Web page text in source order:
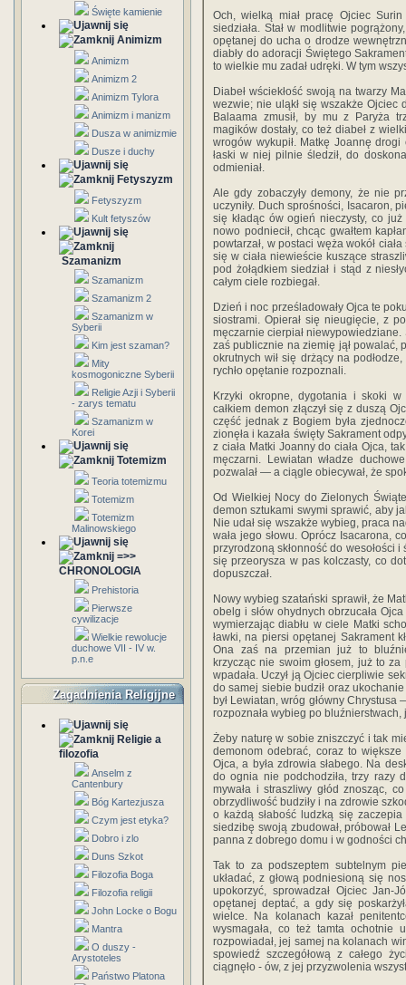
Święte kamienie
Animizm
Animizm
Animizm 2
Animizm Tylora
Animizm i manizm
Dusza w animizmie
Dusze i duchy
Fetyszyzm
Fetyszyzm
Kult fetyszów
Szamanizm
Szamanizm
Szamanizm 2
Szamanizm w
Syberii
Kim jest szaman?
Mity
kosmogoniczne Syberii
Religie Azji i Syberii
- zarys tematu
Szamanizm w
Korei
Totemizm
Teoria totemizmu
Totemizm
Totemizm
Malinowskiego
=>>
CHRONOLOGIA
Prehistoria
Pierwsze
cywilizacje
Wielkie rewolucje
duchowe VII - IV w.
p.n.e
Zagadnienia Religijne
Religie a
filozofia
Anselm z
Cantenbury
Bóg Kartezjusza
Czym jest etyka?
Dobro i zlo
Duns Szkot
Filozofia Boga
Filozofia religii
John Locke o Bogu
Mantra
O duszy -
Arystoteles
Państwo Platona
Och, wielką miał pracę Ojciec
siedziała. Stał w modlitwie
opętanej do ucha o drodze
diabły do adoracji Świętego
to wielkie mu zadał udręki. W tym
Diabeł wściekłość swoją na twarzy
wezwie; nie uląkł się wszakże Ojciec
Balaama zmusił, by mu z Paryża
magików dostały, co też diabeł z
wrogów wykupił. Matkę Joannę
łaski w niej pilnie śledził, do
odmieniał.
Ale gdy zobaczyły demony, że nie
uczyniły. Duch sprośności, Isacaron,
się kładąc ów ogień nieczysty, co
nowo podniecił, chcąc gwałtem
powtarzał, w postaci węża wokół
się w ciała niewieście kuszące
pod żołąd­kiem siedział i stąd z
całym ciele rozbiegał.
Dzień i noc prześladowały Ojca te
siostrami. Opierał się nieugięcie, z
mę­czarnie cierpiał niewypowiedziane.
zaś publicznie na ziemię jął powalać,
okrutnych wił się drżący na
rychło opętanie rozpoznali.
Krzyki okropne, dygotania i skoki w
całkiem demon złączył się z duszą
część jednak z Bogiem była
zionęła i kazała święty Sakrament
z ciała Matki Joanny do ciała Ojca,
męczarni. Lewiatan wła­dze
pozwalał — a ciągle obiecywał, że
Od Wielkiej Nocy do Zielonych
demon sztukami swymi sprawić, aby
Nie udał się wszakże wybieg, praca
wała jego słowu. Oprócz Isacarona,
przyrodzoną skłonność do wesołości
się przeorysza w pas kolczasty, co
dopuszczał.
No­wy wybieg szatański sprawił, że
obelg i słów ohydnych obrzucała
wymierzając diabłu w ciele Matki
ławki, na piersi opętanej Sakrament
Ona zaś na przemian już to
krzycząc nie swoim głosem, już to
wpadała. Uczył ją Ojciec cier­pliwie
do samej siebie budził oraz
był Lewiatan, wróg główny
rozpoznała wybieg po bluźnierstwach,
Żeby naturę w sobie zniszczyć i tak
demonom odebrać, coraz to
Ojca, a była zdrowia słabego. Na
do ognia nie pod­chodziła, trzy razy
mywała i straszliwy głód znosząc,
obrzydliwość budziły i na zdrowie
o każdą słabość ludzką się
siedzibę swoją zbudował, próbował
panna z dobrego domu i w godności
Tak to za podszeptem subtelnym
układać, z głową podniesioną się
upokorzyć, sprowadzał Ojciec Jan-
opętanej deptać, a gdy się
wielce. Na kolanach kazał
wysmagała, co też tamta ochotnie
rozpowiadał, jej samej na kolanach
spowiedź szczegółową z całego
ciągnęło - ów, z jej przyzwolenia